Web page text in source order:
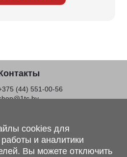
(44) 551-00-56
ул. Мира, 20А,
cookies для
и аналитики
Вы можете отключить